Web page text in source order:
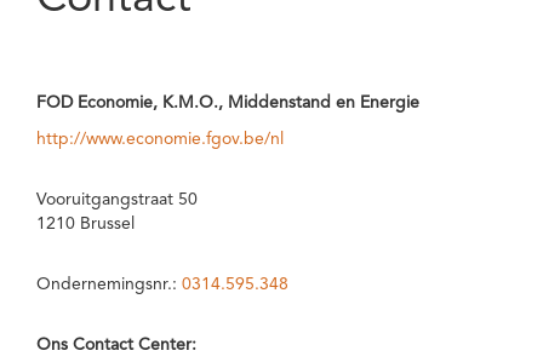
FOD Economie, K.M.O., Middenstand en Energie
http://www.economie.fgov.be/nl
Vooruitgangstraat 50
1210 Brussel
Ondernemingsnr.: 0314.595.348
Ons Contact Center: